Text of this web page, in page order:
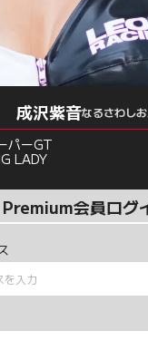
成沢紫音なるさわし
パーGT
LADY
Premium会員ログ